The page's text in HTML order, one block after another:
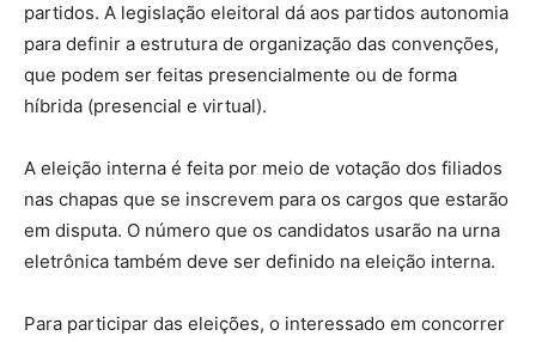
partidos. A legislação eleitoral dá aos partidos autonomia
para definir a estrutura de organização das convenções,
que podem ser feitas presencialmente ou de forma
híbrida (presencial e virtual).
A eleição interna é feita por meio de votação dos filiados
nas chapas que se inscrevem para os cargos que estarão
em disputa. O número que os candidatos usarão na urna
eletrônica também deve ser definido na eleição interna.
Para participar das eleições, o interessado em concorrer